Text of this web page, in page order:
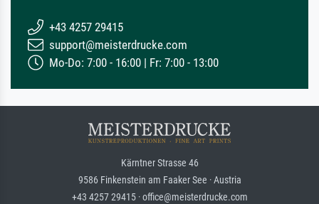
+43 4257 29415
support@meisterdrucke.com
Mo-Do: 7:00 - 16:00 | Fr: 7:00 - 13:00
Kärntner Strasse 46
9586 Finkenstein am Faaker See · Austria
+43 4257 29415 · office@meisterdrucke.com